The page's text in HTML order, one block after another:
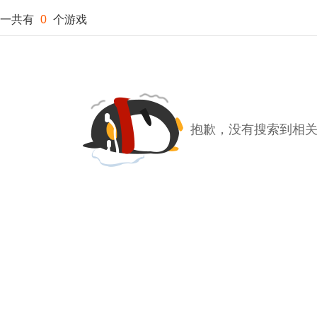
一共有 0 个游戏
抱歉，没有搜索到相